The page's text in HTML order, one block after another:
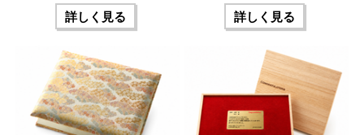
詳しく見る 詳しく見る